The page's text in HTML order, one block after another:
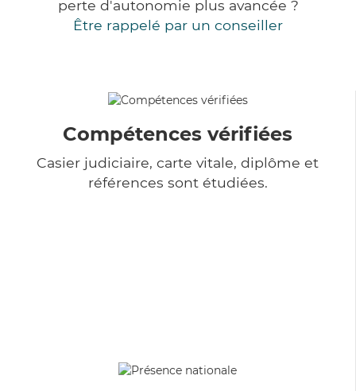
perte d'autonomie plus avancée ?
Être rappelé par un conseiller
Compétences vérifiées
Casier judiciaire, carte vitale, diplôme et
références sont étudiées.